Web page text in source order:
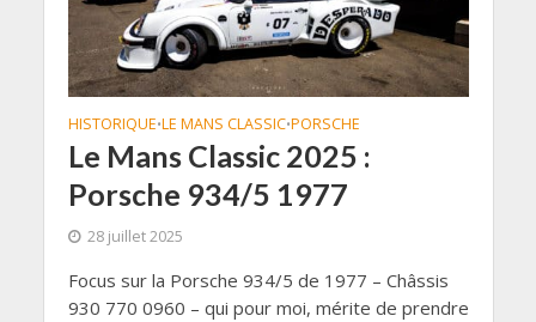
HISTORIQUE•LE MANS CLASSIC•PORSCHE
Le Mans Classic 2025 :
Porsche 934/5 1977
28 juillet 2025
Focus sur la Porsche 934/5 de 1977 – Châssis
930 770 0960 – qui pour moi, mérite de prendre